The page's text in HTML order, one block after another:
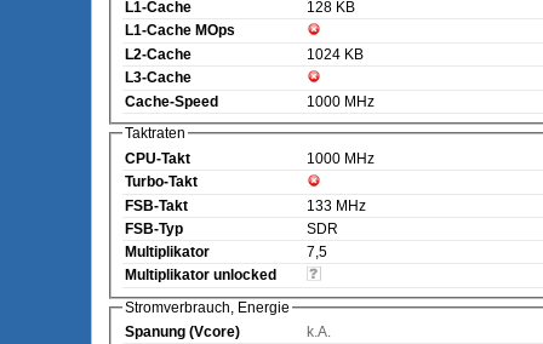
L1-Cache
128 KB
L1-Cache MOps
L2-Cache
1024 KB
L3-Cache
Cache-Speed
1000 MHz
Taktraten
CPU-Takt
1000 MHz
Turbo-Takt
FSB-Takt
133 MHz
FSB-Typ
SDR
Multiplikator
7,5
Multiplikator unlocked
Stromverbrauch, Energie
Spanung (Vcore)
k.A.